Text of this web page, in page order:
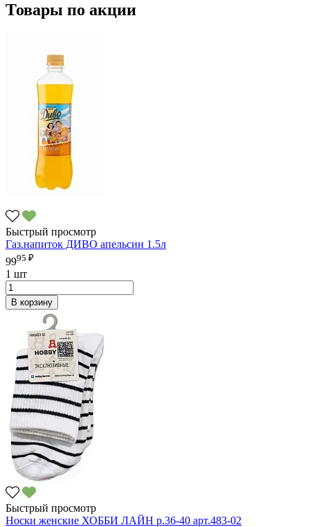
Товары по акции
Быстрый просмотр
Газ.напиток ДИВО апельсин 1.5л
9995 ₽
1 шт
В корзину
Быстрый просмотр
Носки женские ХОББИ ЛАЙН р.36-40 арт.483-02